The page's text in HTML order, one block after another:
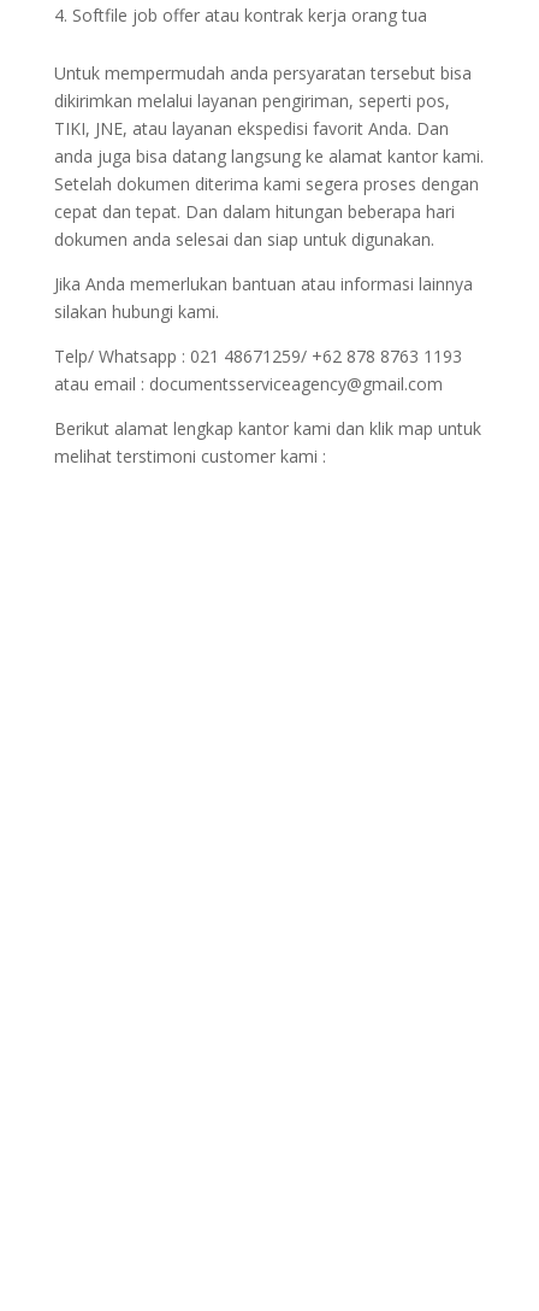
Softfile job offer atau kontrak kerja orang tua
Untuk mempermudah anda persyaratan tersebut bisa
dikirimkan melalui layanan pengiriman, seperti pos,
TIKI, JNE, atau layanan ekspedisi favorit Anda. Dan
anda juga bisa datang langsung ke alamat kantor kami.
Setelah dokumen diterima kami segera proses dengan
cepat dan tepat. Dan dalam hitungan beberapa hari
dokumen anda selesai dan siap untuk digunakan.
Jika Anda memerlukan bantuan atau informasi lainnya
silakan hubungi kami.
Telp/ Whatsapp : 021 48671259/ +62 878 8763 1193
atau email : documentsserviceagency@gmail.com
Berikut alamat lengkap kantor kami dan klik map untuk
melihat terstimoni customer kami :